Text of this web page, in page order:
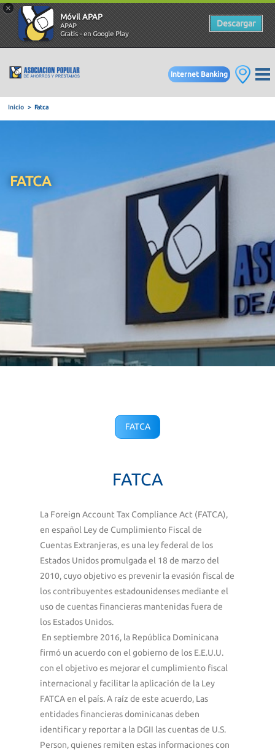
×
Móvil APAP
APAP
Gratis - en Google Play
Descargar
Internet Banking
FATCA
FATCA
FATCA
La Foreign Account Tax Compliance Act (FATCA),
en español Ley de Cumplimiento Fiscal de
Cuentas Extranjeras, es una ley federal de los
Estados Unidos promulgada el 18 de marzo del
2010, cuyo objetivo es prevenir la evasión fiscal de
los contribuyentes estadounidenses mediante el
uso de cuentas financieras mantenidas fuera de
los Estados Unidos.
En septiembre 2016, la República Dominicana
firmó un acuerdo con el gobierno de los E.E.U.U.
con el objetivo es mejorar el cumplimiento fiscal
internacional y facilitar la aplicación de la Ley
FATCAen el país. A raíz de este acuerdo, Las
entidades financierasdominicanasdeben
identificar y reportar a la DGII las cuentas de U.S.
Person, quienes remiten estas informaciones con